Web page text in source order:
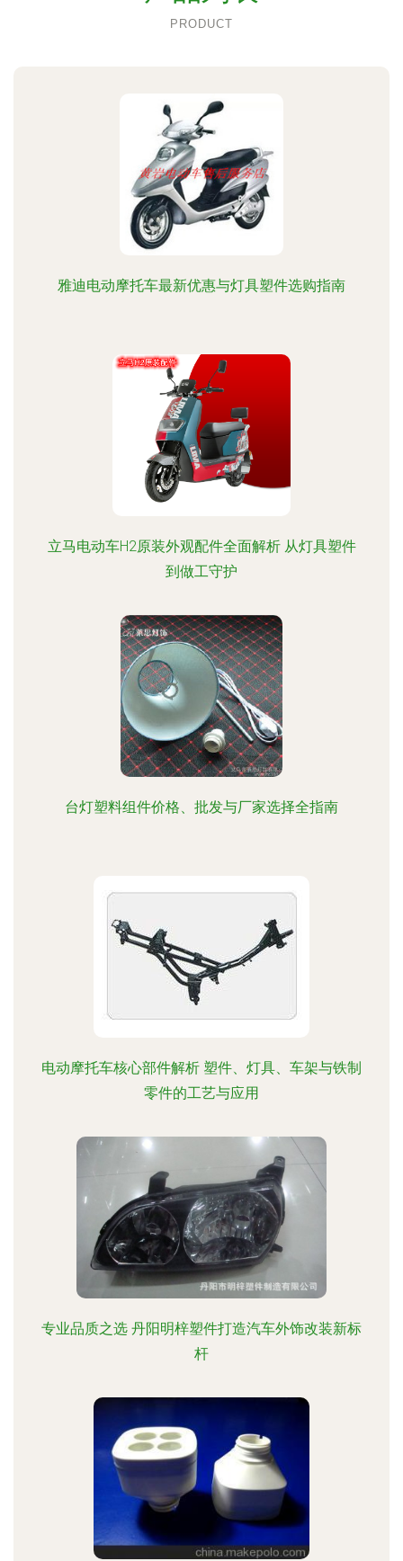
PRODUCT
雅迪电动摩托车最新优惠与灯具塑件选购指南
立马电动车H2原装外观配件全面解析 从灯具塑件
到做工守护
台灯塑料组件价格、批发与厂家选择全指南
电动摩托车核心部件解析 塑件、灯具、车架与铁制
零件的工艺与应用
专业品质之选 丹阳明梓塑件打造汽车外饰改装新标
杆